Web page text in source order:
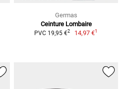
Germas
Ceinture Lombaire
PVC 19,95 €2 14,97 €1